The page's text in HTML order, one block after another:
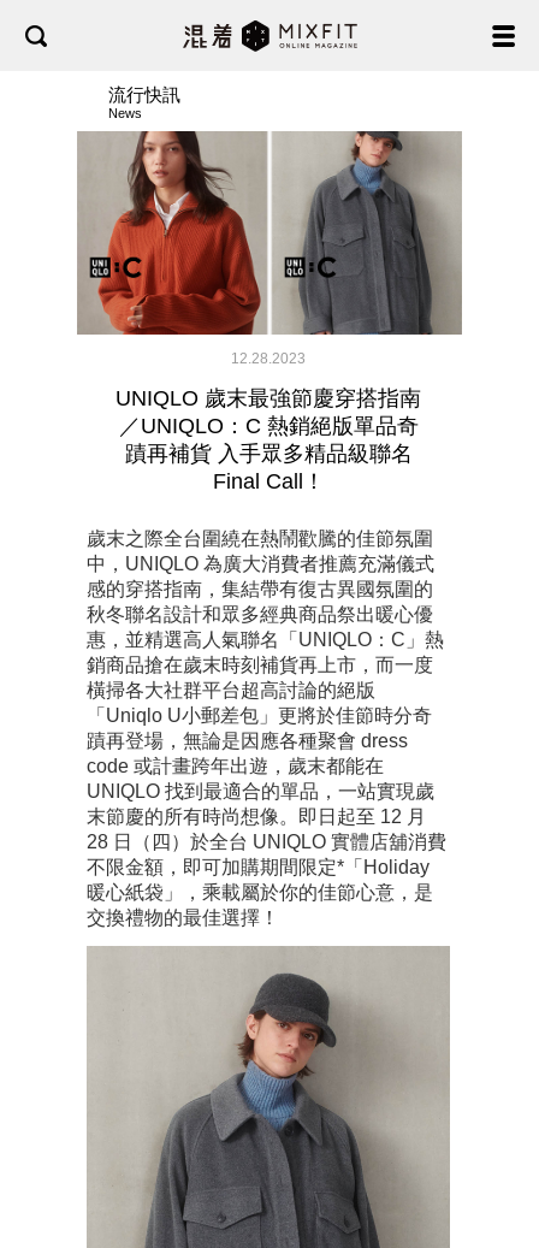
流行快訊
News
12.28.2023
UNIQLO 歲末最強節慶穿搭指南
／UNIQLO：C 熱銷絕版單品奇
蹟再補貨 入手眾多精品級聯名
Final Call！
歲末之際全台圍繞在熱鬧歡騰的佳節氛圍
中，UNIQLO 為廣大消費者推薦充滿儀式
感的穿搭指南，集結帶有復古異國氛圍的
秋冬聯名設計和眾多經典商品祭出暖心優
惠，並精選高人氣聯名「UNIQLO：C」熱
銷商品搶在歲末時刻補貨再上市，而一度
橫掃各大社群平台超高討論的絕版
「Uniqlo U小郵差包」更將於佳節時分奇
蹟再登場，無論是因應各種聚會 dress
code 或計畫跨年出遊，歲末都能在
UNIQLO 找到最適合的單品，一站實現歲
末節慶的所有時尚想像。即日起至 12 月
28 日（四）於全台 UNIQLO 實體店舖消費
不限金額，即可加購期間限定*「Holiday
暖心紙袋」，乘載屬於你的佳節心意，是
交換禮物的最佳選擇！